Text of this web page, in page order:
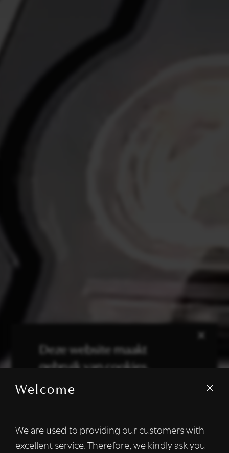
Welcome
We are used to providing our customers with
excellent service. Therefore, we kindly ask you
×
Deze website maakt
gebruik van cookies.
We gebruiken cookies om inhoud en
informatie over uw gebruik van onze site
met onze advertentie- en analysepartners,